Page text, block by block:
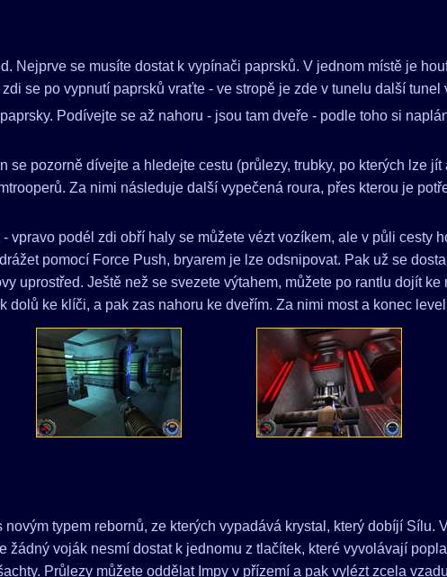
Nejprve se musíte dostat k vypínači paprsků. V jednom místě je
se po vypnutí paprsků vraťte - ve stropě je zde v tunelu další tunel
Podívejte se až nahoru - jsou tam dveře - podle toho si
se pozorně dívejte a hledejte cestu (průlezy, trubky, po kterých lze
Za nimi následuje další vypečená roura, přes kterou je
vpravo podél zdi obří haly se můžete vézt vozíkem, ale v půli cesty
pomocí Force Push, bryarem je lze odsnipovat. Pak už se
uprostřed. Ještě než se svezete výtahem, můžete po rantlu dojít
dolů ke klíči, a pak zas nahoru ke dveřím. Za nimi most a konec
novým typem rebornů, ze kterých vypadává krystal, který dobíjí Sílu.
žádný voják nesmí dostat k jednomu z tlačítek, které vyvolávají
Průlezy můžete oddělat Impy v přízemí a pak vylézt zcela